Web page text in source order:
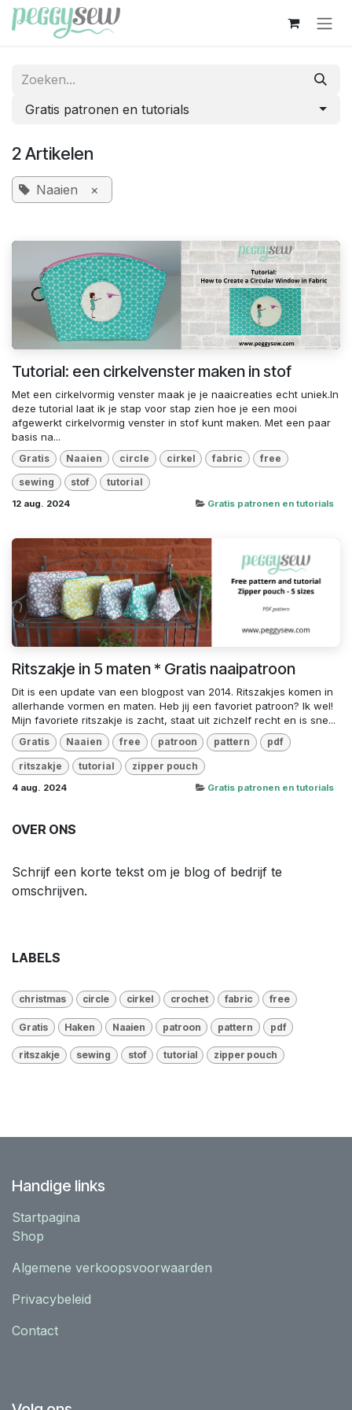
Overslaan naar inhoud
Gratis patronen en tutorials
2 Artikelen
Naaien ×
Tutorial: een cirkelvenster maken in stof
Met een cirkelvormig venster maak je je naaicreaties echt uniek.In
deze tutorial laat ik je stap voor stap zien hoe je een mooi
afgewerkt cirkelvormig venster in stof kunt maken. Met een paar
basis na...
Gratis Naaien circle cirkel fabric free
sewing stof tutorial
12 aug. 2024 Gratis patronen en tutorials
Ritszakje in 5 maten * Gratis naaipatroon
Dit is een update van een blogpost van 2014. Ritszakjes komen in
allerhande vormen en maten. Heb jij een favoriet patroon? Ik wel!
Mijn favoriete ritszakje is zacht, staat uit zichzelf recht en is sne...
Gratis Naaien free patroon pattern pdf
ritszakje tutorial zipper pouch
4 aug. 2024 Gratis patronen en tutorials
OVER ONS
Schrijf een korte tekst om je blog of bedrijf te
omschrijven.
LABELS
christmas circle cirkel crochet fabric free
Gratis Haken Naaien patroon pattern pdf
ritszakje sewing stof tutorial zipper pouch
Handige links
Startpagina
Shop
Algemene verkoopsvoorwaarden
Privacybeleid
Contact